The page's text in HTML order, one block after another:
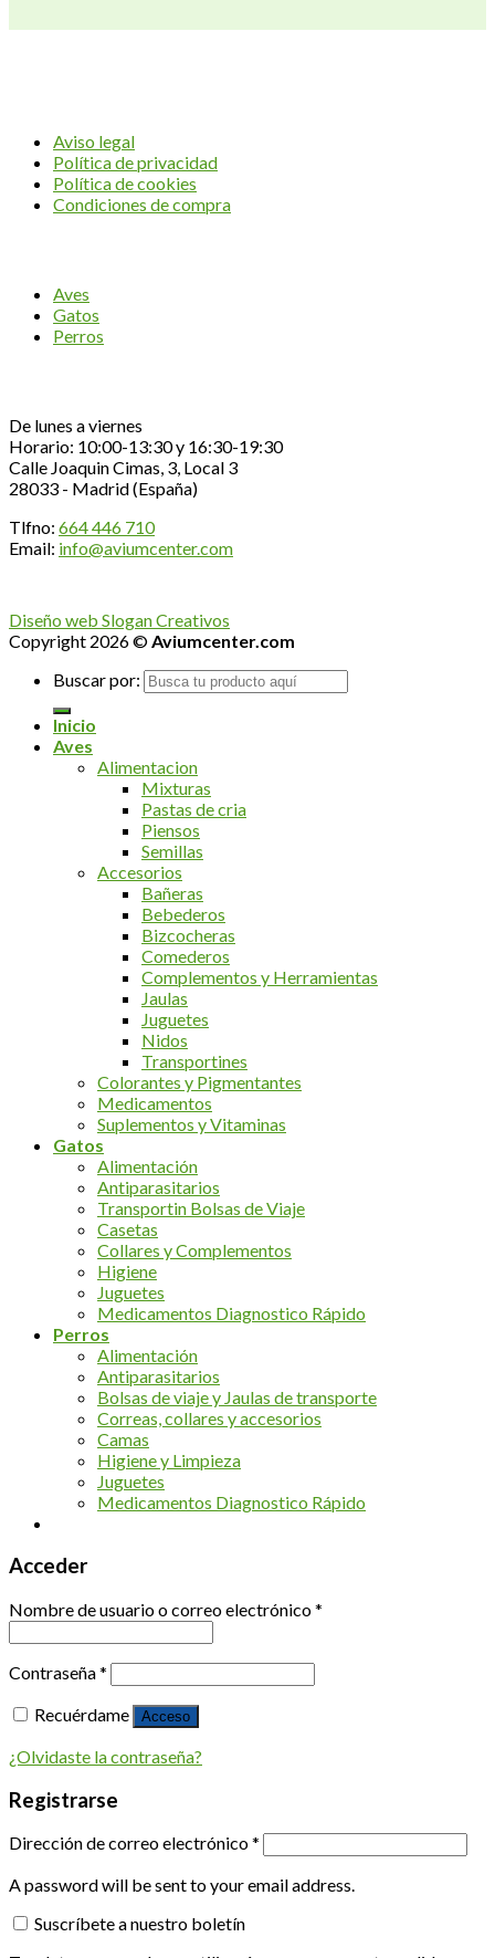
Aviso legal
Política de privacidad
Política de cookies
Condiciones de compra
Aves
Gatos
Perros
De lunes a viernes
Horario: 10:00-13:30 y 16:30-19:30
Calle Joaquin Cimas, 3, Local 3
28033 - Madrid (España)
Tlfno: 664 446 710
Email: info@aviumcenter.com
Diseño web Slogan Creativos
Copyright 2026 © Aviumcenter.com
Buscar por:
Inicio
Aves
Alimentacion
Mixturas
Pastas de cria
Piensos
Semillas
Accesorios
Bañeras
Bebederos
Bizcocheras
Comederos
Complementos y Herramientas
Jaulas
Juguetes
Nidos
Transportines
Colorantes y Pigmentantes
Medicamentos
Suplementos y Vitaminas
Gatos
Alimentación
Antiparasitarios
Transportin Bolsas de Viaje
Casetas
Collares y Complementos
Higiene
Juguetes
Medicamentos Diagnostico Rápido
Perros
Alimentación
Antiparasitarios
Bolsas de viaje y Jaulas de transporte
Correas, collares y accesorios
Camas
Higiene y Limpieza
Juguetes
Medicamentos Diagnostico Rápido
Acceder
Nombre de usuario o correo electrónico*
Contraseña*
Recuérdame
Acceso
¿Olvidaste la contraseña?
Registrarse
Dirección de correo electrónico*
A password will be sent to your email address.
Suscríbete a nuestro boletín